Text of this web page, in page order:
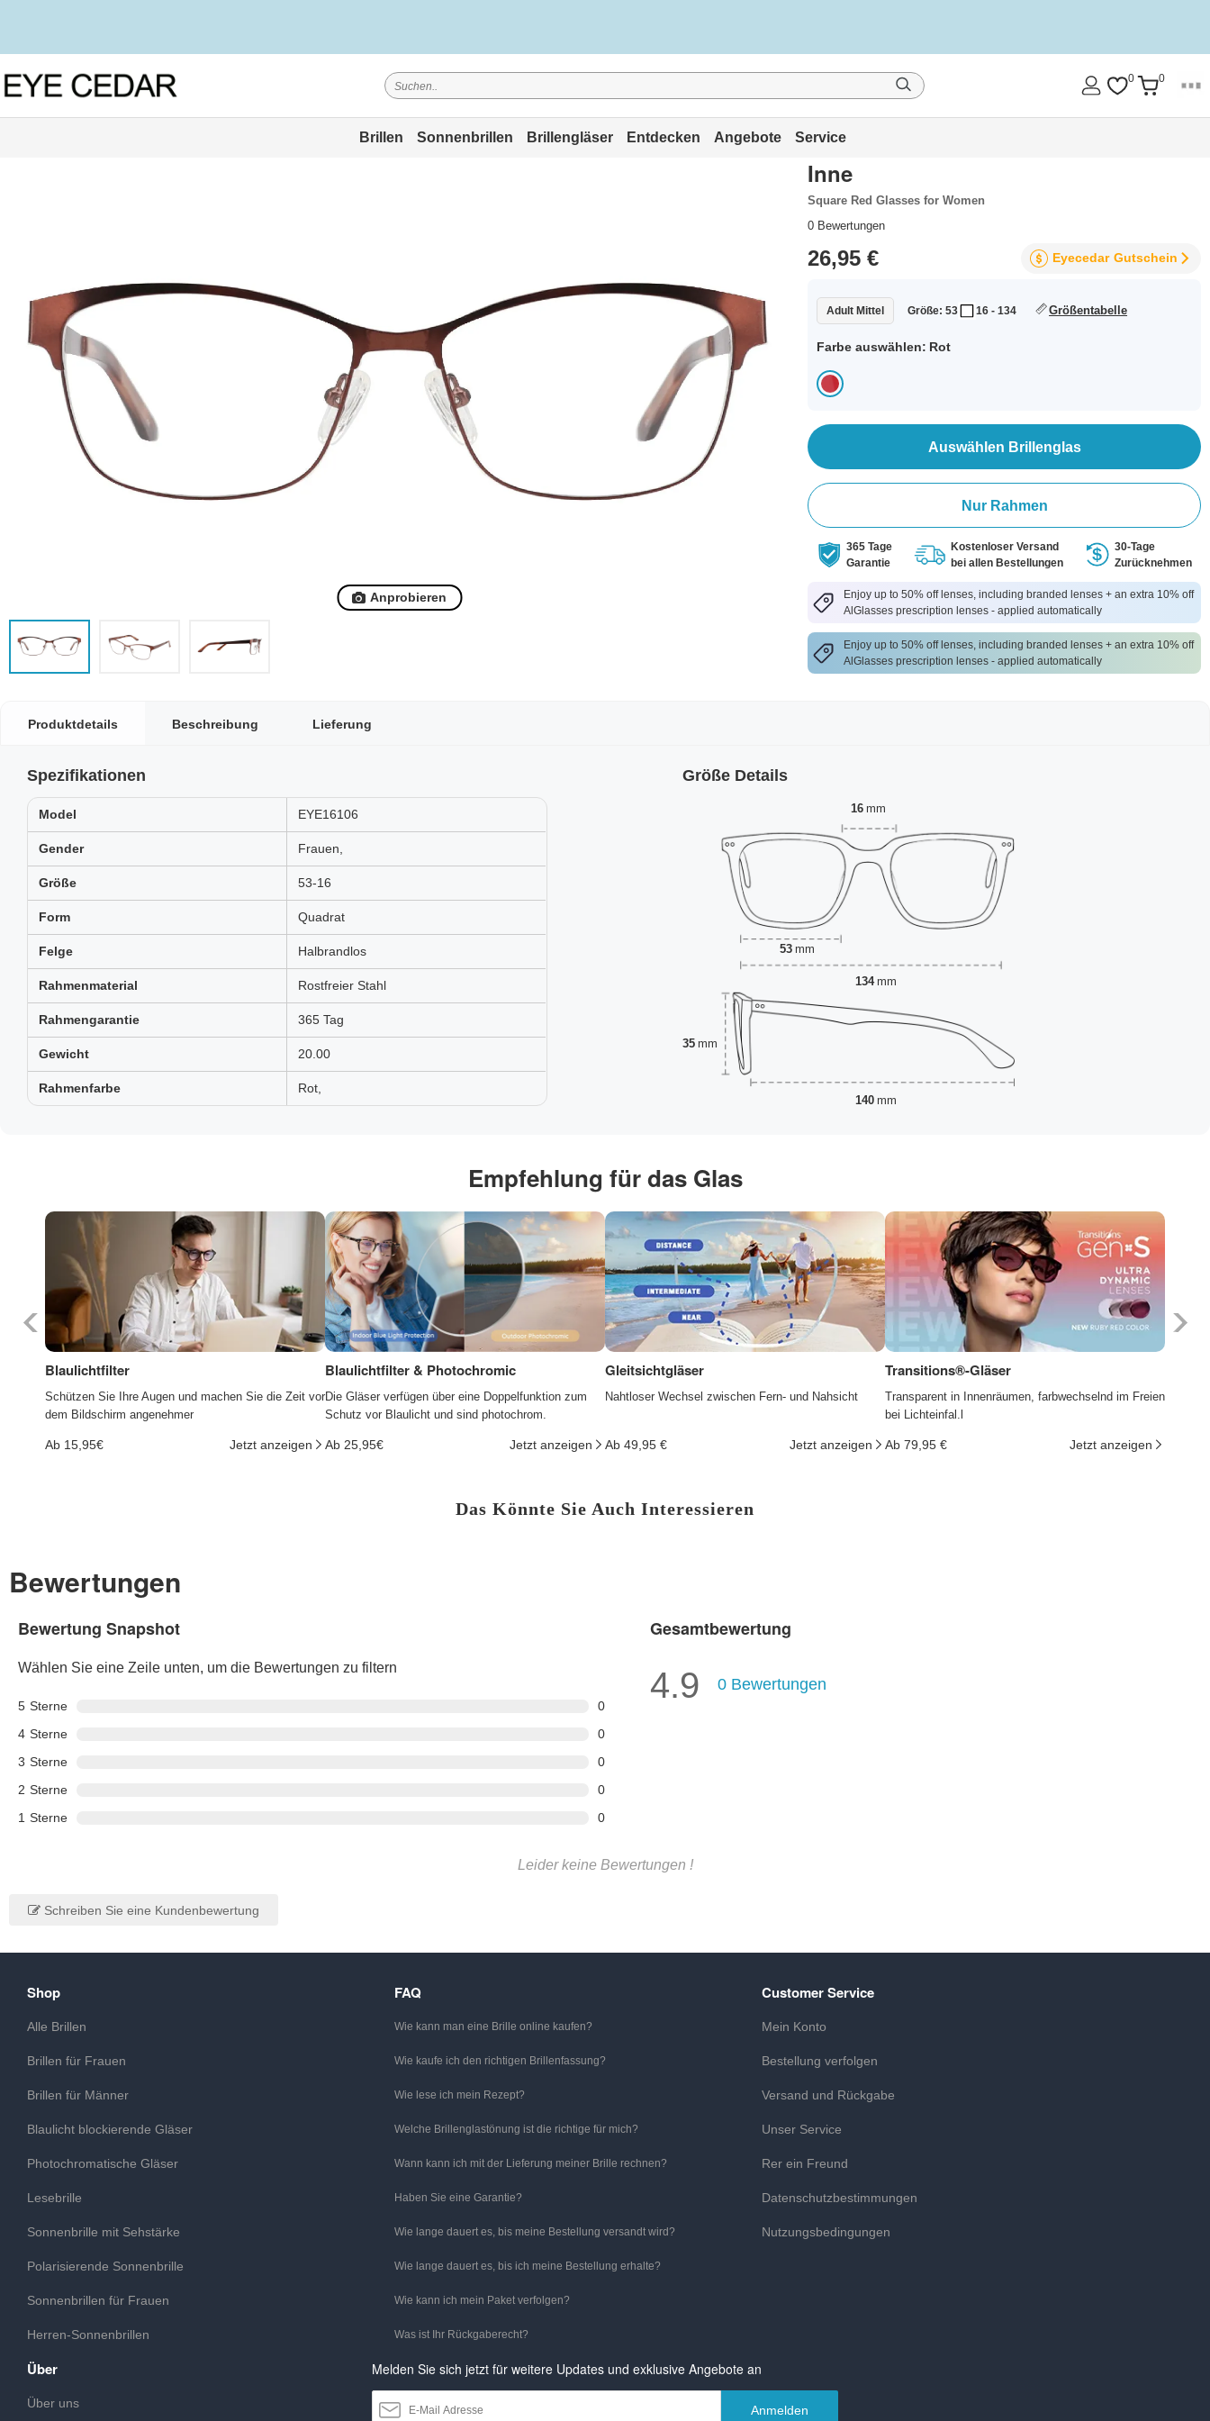
0 0
Brillen Sonnenbrillen Brillengläser Entdecken Angebote Service
Anprobieren
Inne
Square Red Glasses for Women
0 Bewertungen
26,95 € Eyecedar Gutschein
Adult Mittel Größe: 53 16 - 134 Größentabelle
Farbe auswählen: Rot
Auswählen Brillenglas
Nur Rahmen
365 Tage
Garantie
Kostenloser Versand
bei allen Bestellungen
30-Tage
Zurücknehmen
Enjoy up to 50% off lenses, including branded lenses + an extra 10% off
AlGlasses prescription lenses - applied automatically
Enjoy up to 50% off lenses, including branded lenses + an extra 10% off
AlGlasses prescription lenses - applied automatically
Produktdetails Beschreibung Lieferung
Spezifikationen
Model EYE16106
Gender Frauen,
Größe 53-16
Form Quadrat
Felge Halbrandlos
Rahmenmaterial Rostfreier Stahl
Rahmengarantie 365 Tag
Gewicht 20.00
Rahmenfarbe Rot,
Größe Details
16 mm
53 mm
35 mm
134 mm
140 mm
Empfehlung für das Glas
Blaulichtfilter
Schützen Sie Ihre Augen und machen Sie die Zeit vor
dem Bildschirm angenehmer
Ab 15,95€ Jetzt anzeigen
Blaulichtfilter & Photochromic
Die Gläser verfügen über eine Doppelfunktion zum
Schutz vor Blaulicht und sind photochrom.
Ab 25,95€ Jetzt anzeigen
Gleitsichtgläser
Nahtloser Wechsel zwischen Fern- und Nahsicht
Ab 49,95 € Jetzt anzeigen
Transitions®-Gläser
Transparent in Innenräumen, farbwechselnd im Freien
bei Lichteinfal.l
Ab 79,95 € Jetzt anzeigen
Das Könnte Sie Auch Interessieren
Bewertungen
Bewertung Snapshot
Wählen Sie eine Zeile unten, um die Bewertungen zu filtern
5 Sterne
0
4 Sterne
0
3 Sterne
0
2 Sterne
0
1 Sterne 0
Gesamtbewertung
4.9 0 Bewertungen
Leider keine Bewertungen !
Schreiben Sie eine Kundenbewertung
Shop
Alle Brillen
Brillen für Frauen
Brillen für Männer
Blaulicht blockierende Gläser
Photochromatische Gläser
Lesebrille
Sonnenbrille mit Sehstärke
Polarisierende Sonnenbrille
Sonnenbrillen für Frauen
Herren-Sonnenbrillen
FAQ
Wie kann man eine Brille online kaufen?
Wie kaufe ich den richtigen Brillenfassung?
Wie lese ich mein Rezept?
Welche Brillenglastönung ist die richtige für mich?
Wann kann ich mit der Lieferung meiner Brille rechnen?
Haben Sie eine Garantie?
Wie lange dauert es, bis meine Bestellung versandt wird?
Wie lange dauert es, bis ich meine Bestellung erhalte?
Wie kann ich mein Paket verfolgen?
Was ist Ihr Rückgaberecht?
Customer Service
Mein Konto
Bestellung verfolgen
Versand und Rückgabe
Unser Service
Rer ein Freund
Datenschutzbestimmungen
Nutzungsbedingungen
Über
Über uns
Melden Sie sich jetzt für weitere Updates und exklusive Angebote an
Anmelden